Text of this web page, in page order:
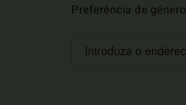
Preferência de género